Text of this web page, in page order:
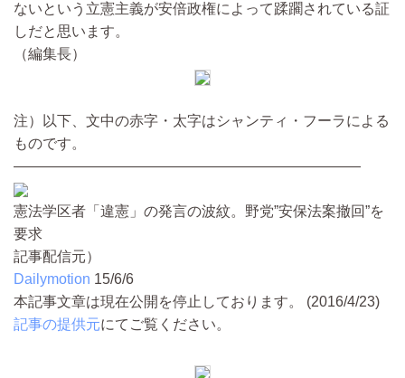
ないという立憲主義が安倍政権によって蹂躙されている証
しだと思います。
（編集長）
注）以下、文中の赤字・太字はシャンティ・フーラによる
ものです。
————————————————————————
憲法学区者「違憲」の発言の波紋。野党”安保法案撤回”を
要求
記事配信元）
Dailymotion 15/6/6
本記事文章は現在公開を停止しております。 (2016/4/23)
記事の提供元にてご覧ください。